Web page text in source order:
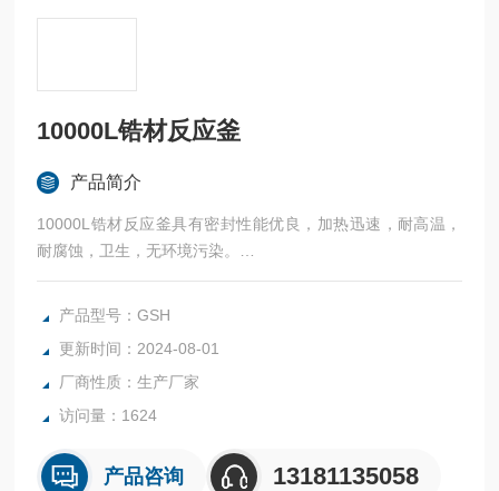
10000L锆材反应釜
产品简介
10000L锆材反应釜具有密封性能优良，加热迅速，耐高温，
耐腐蚀，卫生，无环境污染。
广泛应用于科研，实验室试验，化工，食品，涂料，热熔胶，
硅胶，油漆，医药，石油化工生产中的反应，蒸发，合成，聚
内表面采用镜面抛光，确保卫生洁净*。
所有反应釜均可接受客户的个性化定制。
产品型号：GSH
更新时间：2024-08-01
厂商性质：生产厂家
访问量：1624
产品咨询 13181135058